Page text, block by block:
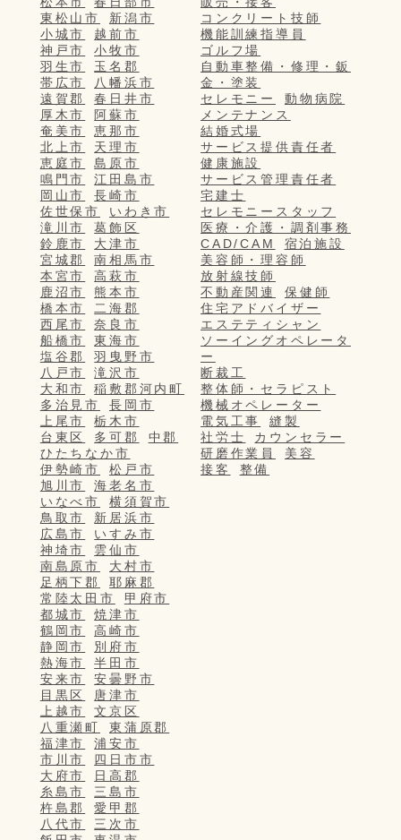
東松山市
新潟市
小城市
越前市
神戸市
小牧市
羽生市
玉名郡
帯広市
八幡浜市
遠賀郡
春日井市
厚木市
阿蘇市
奄美市
恵那市
北上市
天理市
恵庭市
島原市
鳴門市
江田島市
岡山市
長崎市
佐世保市
いわき市
滝川市
葛飾区
鈴鹿市
大津市
宮城郡
南相馬市
本宮市
高萩市
鹿沼市
熊本市
橋本市
二海郡
西尾市
奈良市
船橋市
東海市
塩谷郡
羽曳野市
八戸市
滝沢市
大和市
稲敷郡河内町
多治見市
長岡市
上尾市
栃木市
台東区
多可郡
中郡
ひたちなか市
伊勢崎市
松戸市
旭川市
海老名市
いなべ市
横須賀市
鳥取市
新居浜市
広島市
いすみ市
神埼市
雲仙市
南島原市
大村市
足柄下郡
耶麻郡
常陸太田市
甲府市
都城市
焼津市
鶴岡市
高崎市
静岡市
別府市
熱海市
半田市
安来市
安曇野市
目黒区
唐津市
上越市
文京区
八重瀬町
東蒲原郡
福津市
浦安市
市川市
四日市市
大府市
日高郡
糸島市
三島市
杵島郡
愛甲郡
八代市
三次市
コンクリート技師
機能訓練指導員
ゴルフ場
自動車整備・修理・鈑
金・塗装
セレモニー
動物病院
メンテナンス
結婚式場
サービス提供責任者
健康施設
サービス管理責任者
宅建士
セレモニースタッフ
医療・介護・調剤事務
CAD/CAM
宿泊施設
美容師・理容師
放射線技師
不動産関連
保健師
住宅アドバイザー
エステティシャン
ソーイングオペレータ
ー
断裁工
整体師・セラピスト
機械オペレーター
電気工事
縫製
社労士
カウンセラー
研磨作業員
美容
接客
整備